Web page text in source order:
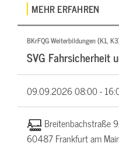
MEHR ERFAHREN
BKrFQG Weiterbildungen (K1,
SVG Fahrsicherheit
09.09.202608:00 -
Breitenbachstraße 9,
60487 Frankfurt am